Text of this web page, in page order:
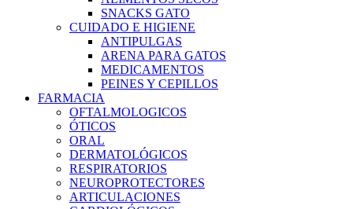
SNACKS GATO
CUIDADO E HIGIENE
ANTIPULGAS
ARENA PARA GATOS
MEDICAMENTOS
PEINES Y CEPILLOS
FARMACIA
OFTALMOLOGICOS
ÓTICOS
ORAL
DERMATOLÓGICOS
RESPIRATORIOS
NEUROPROTECTORES
ARTICULACIONES